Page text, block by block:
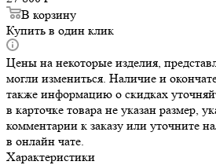
В корзину
Купить в один клик
Цены на некоторые изделия,
могли измениться. Наличие и
также информацию о скидках
в карточке товара не указан размер,
комментарии к заказу или уточните
в онлайн чате.
Характеристики